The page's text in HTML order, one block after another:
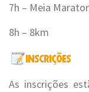
7h – Meia
8h – 8km
As inscrições